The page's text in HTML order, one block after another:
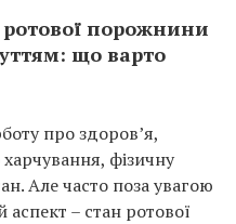
ротової порожнини
що варто
про здоров’я,
фізичну
Але часто поза увагою
– стан ротової